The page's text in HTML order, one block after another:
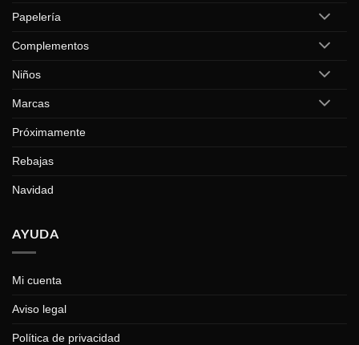
Papelería
Complementos
Niños
Marcas
Próximamente
Rebajas
Navidad
AYUDA
Mi cuenta
Aviso legal
Política de privacidad